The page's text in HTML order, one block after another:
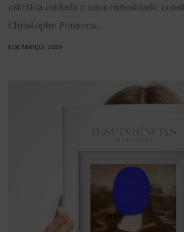
estética cuidada e uma curiosidade
Christophe Fonseca...
1 DE MARÇO, 2026